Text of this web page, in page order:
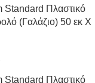
Standard Πλαστικό
(Γαλάζιο) 50 εκ Χ
Standard Πλαστικό